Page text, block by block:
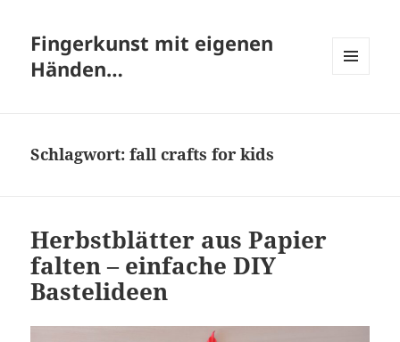
Fingerkunst mit eigenen
Händen…
Schlagwort:fall crafts for kids
Herbstblätter aus Papier
falten – einfache DIY
Bastelideen